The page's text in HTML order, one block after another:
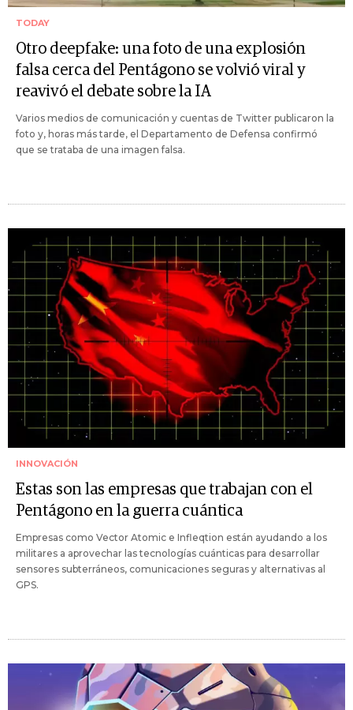
TODAY
Otro deepfake: una foto de una explosión
falsa cerca del Pentágono se volvió viral y
reavivó el debate sobre la IA
Varios medios de comunicación y cuentas de Twitter publicaron la
foto y, horas más tarde, el Departamento de Defensa confirmó
que se trataba de una imagen falsa.
INNOVACIÓN
Estas son las empresas que trabajan con el
Pentágono en la guerra cuántica
Empresas como Vector Atomic e Infleqtion están ayudando a los
militares a aprovechar las tecnologías cuánticas para desarrollar
sensores subterráneos, comunicaciones seguras y alternativas al
GPS.